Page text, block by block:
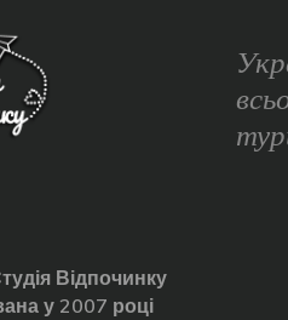
Відпочинку
у 2007 році